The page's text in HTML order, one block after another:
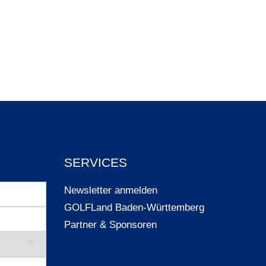
SERVICES
Newsletter anmelden
GOLFLand Baden-Württemberg
Partner & Sponsoren